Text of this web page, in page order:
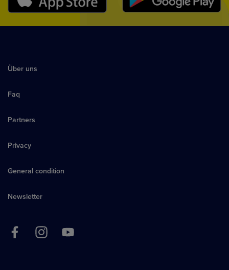
Über uns
Faq
Partners
Privacy
General condition
Newsletter